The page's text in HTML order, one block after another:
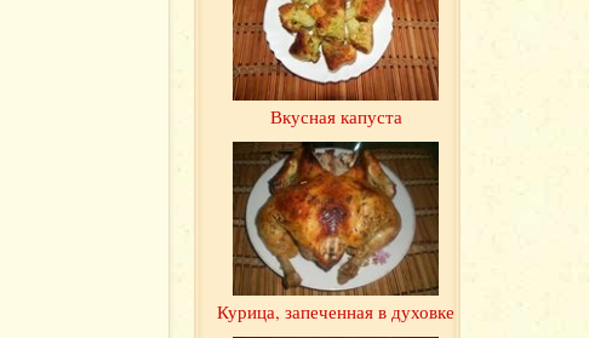
Вкусная капуста
Курица, запеченная в духовке